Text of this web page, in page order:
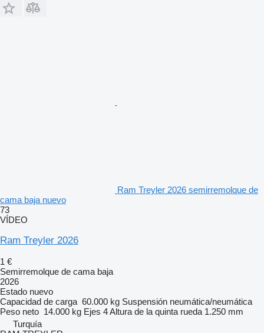
Ram Treyler 2026 semirremolque de
cama baja nuevo
73
VÍDEO
Ram Treyler 2026
1 €
Semirremolque de cama baja
2026
Estado nuevo
Capacidad de carga 60.000 kg Suspensión neumática/neumática
Peso neto 14.000 kg Ejes 4Altura de la quinta rueda 1.250 mm
Turquía